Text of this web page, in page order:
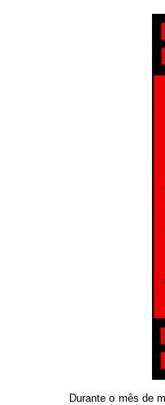
Durante o mês de